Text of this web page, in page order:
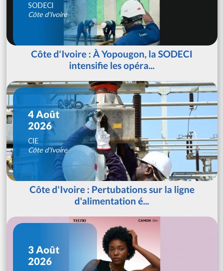
SODECI
Côte d'Ivoire
Côte d'Ivoire : À Yopougon, la SODECI
intensifie les opéra...
4 Août
2026
CIE
Côte d'Ivoire
Côte d'Ivoire : Pertubations sur la ligne
d'alimentation é...
3 Août
2026